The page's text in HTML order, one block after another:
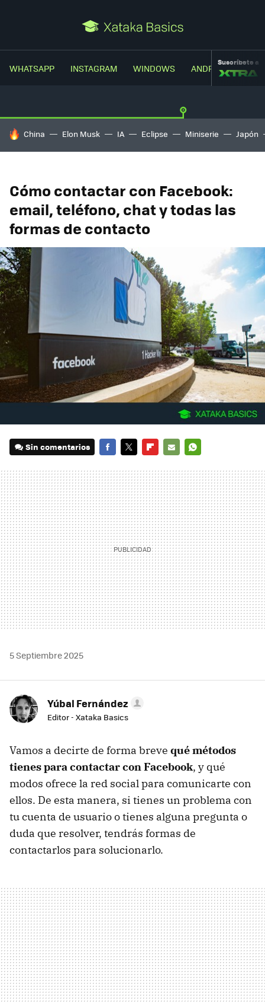
WHATSAPP INSTAGRAM WINDOWS ANDROIDSuscríbete a
HOY SE HABLA DE
China Elon Musk IA Eclipse Miniserie Japón
Cómo contactar con Facebook:
email, teléfono, chat y todas las
formas de contacto
Sin comentarios
MAIL
5 Septiembre 2025
Yúbal Fernández
Editor - Xataka Basics
Vamos a decirte de forma breve qué métodos
tienes para contactar con Facebook, y qué
modos ofrece la red social para comunicarte con
ellos. De esta manera, si tienes un problema con
tu cuenta de usuario o tienes alguna pregunta o
duda que resolver, tendrás formas de
contactarlos para solucionarlo.